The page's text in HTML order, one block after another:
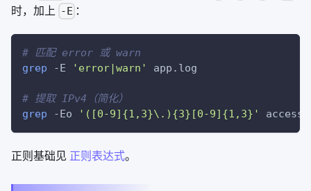
时，加上 -E ：
# 匹配 error 或 warn
grep
-E 'error|warn' app.log
# 提取 IPv4（简化）
grep
-Eo '([0-9]{1,3}\.){3}[0-9]{1,3}'
正则基础见 正则表达式。